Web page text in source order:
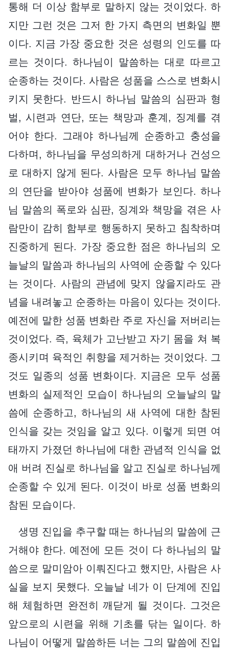
통해 더 이상 함부로 말하지 않는 것이었다. 하
지만 그런 것은 그저 한 가지 측면의 변화일 뿐
이다. 지금 가장 중요한 것은 성령의 인도를 따
르는 것이다. 하나님이 말씀하는 대로 따르고
순종하는 것이다. 사람은 성품을 스스로 변화시
키지 못한다. 반드시 하나님 말씀의 심판과 형
벌, 시련과 연단, 또는 책망과 훈계, 징계를 겪
어야 한다. 그래야 하나님께 순종하고 충성을
다하며, 하나님을 무성의하게 대하거나 건성으
로 대하지 않게 된다. 사람은 모두 하나님 말씀
의 연단을 받아야 성품에 변화가 보인다. 하나
님 말씀의 폭로와 심판, 징계와 책망을 겪은 사
람만이 감히 함부로 행동하지 못하고 침착하며
진중하게 된다. 가장 중요한 점은 하나님의 오
늘날의 말씀과 하나님의 사역에 순종할 수 있다
는 것이다. 사람의 관념에 맞지 않을지라도 관
념을 내려놓고 순종하는 마음이 있다는 것이다.
예전에 말한 성품 변화란 주로 자신을 저버리는
것이었다. 즉, 육체가 고난받고 자기 몸을 쳐 복
종시키며 육적인 취향을 제거하는 것이었다. 그
것도 일종의 성품 변화이다. 지금은 모두 성품
변화의 실제적인 모습이 하나님의 오늘날의 말
씀에 순종하고, 하나님의 새 사역에 대한 참된
인식을 갖는 것임을 알고 있다. 이렇게 되면 여
태까지 가졌던 하나님에 대한 관념적 인식을 없
애 버려 진실로 하나님을 알고 진실로 하나님께
순종할 수 있게 된다. 이것이 바로 성품 변화의
참된 모습이다.
생명 진입을 추구할 때는 하나님의 말씀에 근
거해야 한다. 예전에 모든 것이 다 하나님의 말
씀으로 말미암아 이뤄진다고 했지만, 사람은 사
실을 보지 못했다. 오늘날 네가 이 단계에 진입
해 체험하면 완전히 깨닫게 될 것이다. 그것은
앞으로의 시련을 위해 기초를 닦는 일이다. 하
나님이 어떻게 말씀하든 너는 그의 말씀에 진입